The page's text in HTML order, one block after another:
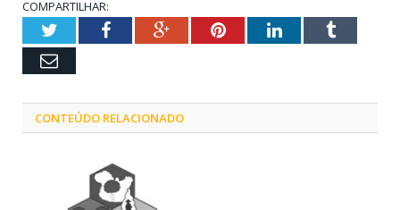
COMPARTILHAR:
TwitterFacebookGoogle+PinterestLinkedInTumblr
Email
CONTEÚDO RELACIONADO